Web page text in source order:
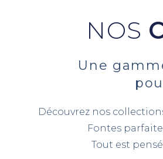
NOS
Une
Découvrez nos
Fontes
Tout est